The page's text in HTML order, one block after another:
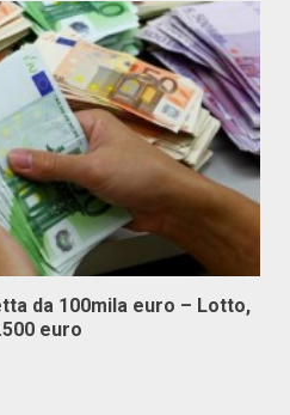
da 100mila euro – Lotto,
euro